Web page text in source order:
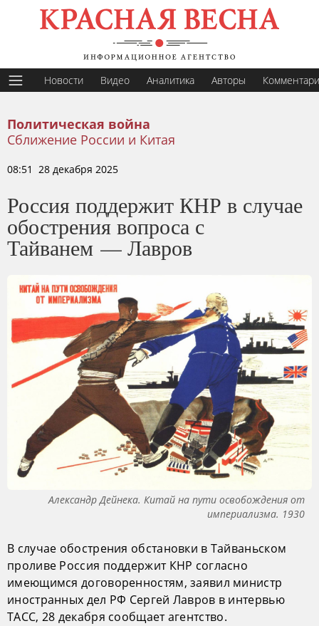
Новости Видео Аналитика Авторы
Политическая война
Сближение России и Китая
08:51 28 декабря 2025
Россия поддержит КНР в случае
обострения вопроса с
Тайванем — Лавров
Александр Дейнека. Китай на пути освобождения от
империализма. 1930
В случае обострения обстановки в Тайваньском
проливе Россия поддержит КНР согласно
имеющимся договоренностям, заявил министр
иностранных дел РФ Сергей Лавров в интервью
ТАСС, 28 декабря сообщает агентство.